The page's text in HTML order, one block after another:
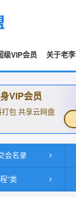
级VIP会员 关于老李
VIP会员
包 共享云网盘
会名录
”类